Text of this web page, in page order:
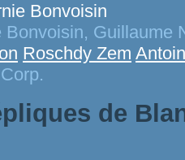
Bonvoisin
Bonvoisin, Guillaume
Roschdy Zem
de